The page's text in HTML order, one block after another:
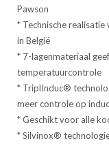
Pawson
* Technische
in België
* 7-lagenmateriaal
temperatuurcontrole
* TriplInduc®
meer controle op
* Geschikt voor alle
* Silvinox®